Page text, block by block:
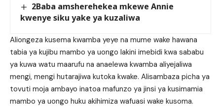
2Baba amsherehekea mkewe Annie
kwenye siku yake ya kuzaliwa
Aliongeza kusema kwamba yeye na mume wake hawana
tabia ya kujibu mambo ya uongo lakini imebidi kwa sababu
ya kuwa watu maarufu na anaelewa kwamba aliyejaliwa
mengi, mengi hutarajiwa kutoka kwake. Alisambaza picha ya
tovuti moja ambayo inatoa mafunzo ya jinsi ya kusimamia
mambo ya uongo huku akihimiza wafuasi wake kusoma.